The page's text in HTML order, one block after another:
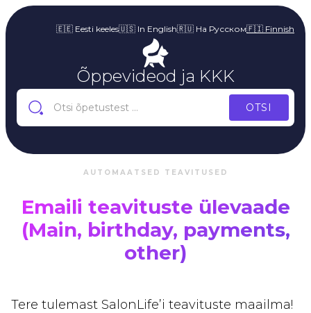
🇪🇪 Eesti keeles🇺🇸 In English🇷🇺 На Русском🇫🇮 Finnish
Õppevideod ja KKK
AUTOMAATSED TEAVITUSED
Emaili teavituste ülevaade
(Main, birthday, payments,
other)
Tere tulemast SalonLife’i teavituste maailma!